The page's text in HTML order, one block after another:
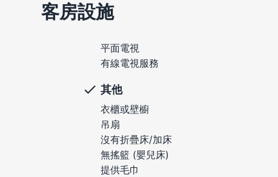
客房設施
平面電視
有線電視服務
其他
衣櫃或壁櫥
吊扇
沒有折疊床/加床
無搖籃 (嬰兒床)
提供毛巾